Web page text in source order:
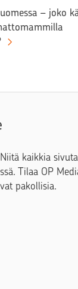
– joko
kaikkia
Tilaa OP
pakollisia.